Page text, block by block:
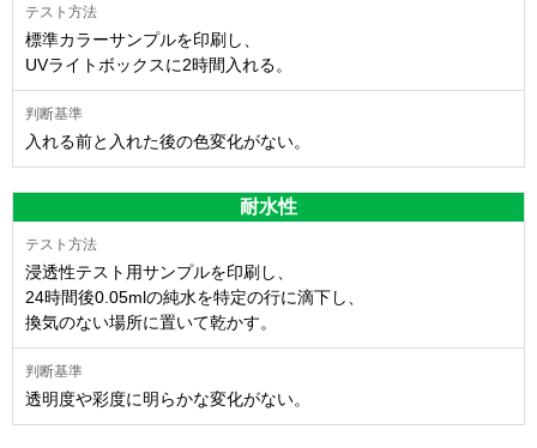
標準カラーサンプルを印刷し、
UVライトボックスに2時間入れる。
入れる前と入れた後の色変化がない。
耐水性
浸透性テスト用サンプルを印刷し、
24時間後0.05mlの純水を特定の行に滴下し、
換気のない場所に置いて乾かす。
透明度や彩度に明らかな変化がない。